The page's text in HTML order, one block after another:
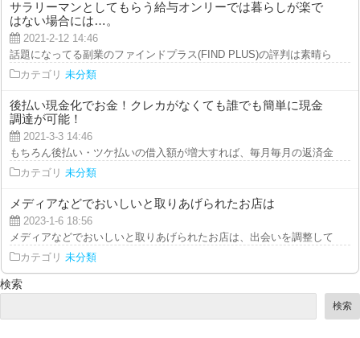
サラリーマンとしてもらう給与オンリーでは暮らしが楽で
はない場合には…。
2021-2-12 14:46
話題になってる副業のファインドプラス(FIND PLUS)の評判は素晴らしい
カテゴリ 未分類
後払い現金化でお金！クレカがなくても誰でも簡単に現金
調達が可能！
2021-3-3 14:46
もちろん後払い・ツケ払いの借入額が増大すれば、毎月毎月の返済金額だ
カテゴリ 未分類
メディアなどでおいしいと取りあげられたお店は
2023-1-6 18:56
メディアなどでおいしいと取りあげられたお店は、出会いを調整してでも
カテゴリ 未分類
検索
検索